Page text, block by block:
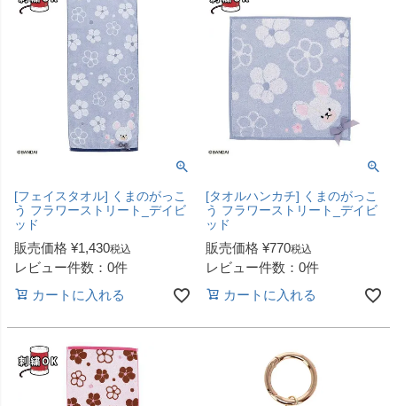
[フェイスタオル] くまのがっこ
う フラワーストリート_デイビ
ッド
販売価格 ¥1,430税込
レビュー件数：0件
カートに入れる
[タオルハンカチ] くまのがっこ
う フラワーストリート_デイビ
ッド
販売価格 ¥770税込
レビュー件数：0件
カートに入れる